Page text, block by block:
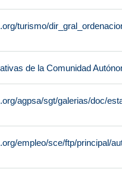
turismo/
de la Comunidad
agpsa/sgt/galerias/doc/
empleo/sce/ftp/principal/